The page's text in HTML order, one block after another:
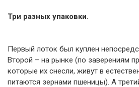
Три разных упаковки.
Первый лоток был куплен
Второй – на рынке (по заверениям
которые их снесли, живут в
питаются зернами пшеницы). А